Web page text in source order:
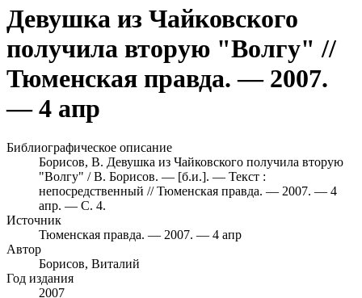
Девушка из Чайковского
получила вторую "Волгу" //
Тюменская правда. — 2007.
— 4 апр
Библиографическое описание
Борисов, В. Девушка из Чайковского получила вторую
"Волгу" / В. Борисов. — [б.и.]. — Текст :
непосредственный // Тюменская правда. — 2007. — 4
апр. — С. 4.
Источник
Тюменская правда. — 2007. — 4 апр
Автор
Борисов, Виталий
Год издания
2007